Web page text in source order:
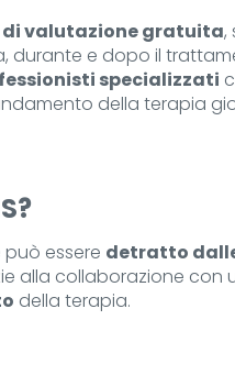
valutazione gratuita,
durante e dopo il
specializzati
della terapia
può essere detratto
alla collaborazione con
della terapia.